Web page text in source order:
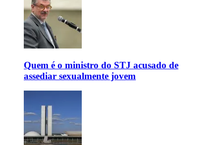
Quem é o ministro do STJ acusado de
assediar sexualmente jovem